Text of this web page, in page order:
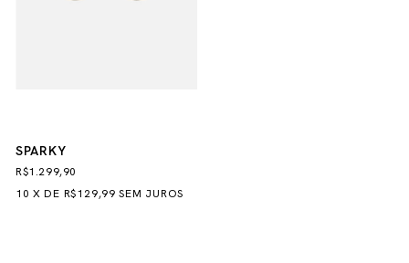
SPARKY
R$1.299,90
10 XDE R$129,99 SEM JUROS